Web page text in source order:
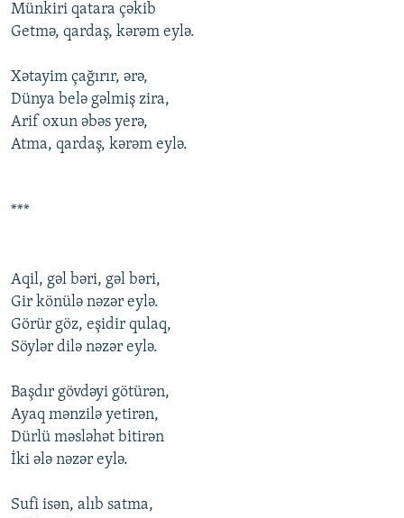
Münkiri qatara çəkib
Getmə, qardaş, kərəm eylə.
Xətayim çağırır, ərə,
Dünya belə gəlmiş zira,
Arif оxun əbəs yerə,
Atma, qardaş, kərəm eylə.
***
Aqil, gəl bəri, gəl bəri,
Gir könülə nəzər eylə.
Görür göz, eşidir qulaq,
Söylər dilə nəzər eylə.
Başdır gövdəyi götürən,
Ayaq mənzilə yetirən,
Dürlü məsləhət bitirən
İki ələ nəzər eylə.
Sufi isən, alıb satma,